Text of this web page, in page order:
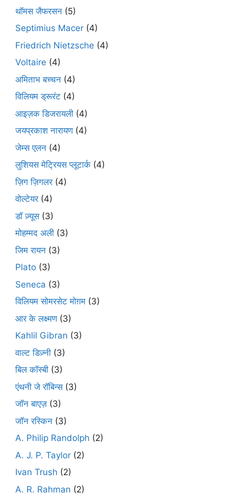
थॉमस जैफरसन (5)
Septimius Macer (4)
Friedrich Nietzsche (4)
Voltaire (4)
अमिताभ बच्चन (4)
विलियम ड्रूरंट (4)
आइज़क डिजरायली (4)
जयप्रकाश नारायण(4)
जेम्स एलन (4)
लुशियस मेट्रियस प्लूटार्क (4)
ज़िग ज़िगलर(4)
वोल्टेयर(4)
डॉ ज़्यूस(3)
मोहम्मद अली (3)
जिम रायन (3)
Plato (3)
Seneca (3)
विलियम सोमरसेट मोग़म (3)
आर के लक्ष्मण(3)
Kahlil Gibran (3)
वाल्ट डिज़्नी (3)
बिल कॉस्बी (3)
एंथनी जे रॉबिन्स(3)
जॉन बाएज़ (3)
जॉन रस्किन (3)
A. Philip Randolph (2)
A. J. P. Taylor (2)
Ivan Trush (2)
A. R. Rahman (2)